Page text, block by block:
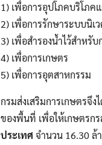
1) เพื่อการอุปโภคบริโภค
2) เพื่อการรักษาระบบนิเ
3) เพื่อสำรองน้ำไว้สำหรั
4) เพื่อการเกษตร
5) เพื่อการอุตสาหกรรม
กรมส่งเสริมการเกษตร
ของพื้นที่ เพื่อให้เกษตรก
ประเทศจำนวน 16.30 ล้